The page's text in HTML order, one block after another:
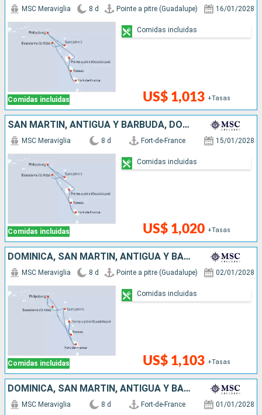
Comidas incluidas
MSC Meraviglia 8 d Pointe a pitre (Guadalupe) 16/01/2028
US$ 1,013 +Tasas
Comidas incluidas
SAN MARTÍN, ANTIGUA Y BARBUDA, DOMINICA
Comidas incluidas
MSC Meraviglia 8 d Fort-de-France 15/01/2028
US$ 1,020 +Tasas
Comidas incluidas
DOMINICA, SAN MARTÍN, ANTIGUA Y BARBUDA
Comidas incluidas
MSC Meraviglia 8 d Pointe a pitre (Guadalupe) 02/01/2028
US$ 1,103 +Tasas
Comidas incluidas
DOMINICA, SAN MARTÍN, ANTIGUA Y BARBUDA
MSC Meraviglia 8 d Fort-de-France 01/01/2028